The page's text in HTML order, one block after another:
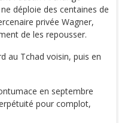
déploie des centaines de
privée Wagner,
de les repousser.
au Tchad voisin, puis en
en septembre
pour complot,